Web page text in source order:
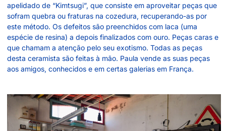
apelidado de “Kimtsugi”, que consiste em aproveitar peças que
sofram quebra ou fraturas na cozedura, recuperando-as por
este método. Os defeitos são preenchidos com laca (uma
espécie de resina) a depois finalizados com ouro. Peças caras e
que chamam a atenção pelo seu exotismo. Todas as peças
desta ceramista são feitas à mão. Paula vende as suas peças
aos amigos, conhecidos e em certas galerias em França.